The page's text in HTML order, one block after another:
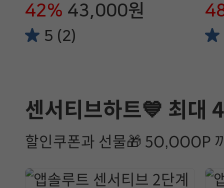
42% 43,000원
5 (2)
센서티브하트💙 최대
할인쿠폰과 선물🎁 5O,OOOP